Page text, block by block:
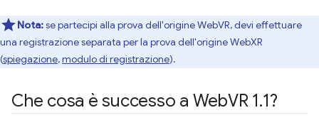
Nota:se partecipi alla prova dell'origine WebVR, devi effettuare
una registrazione separata per la prova dell'origine WebXR
(spiegazione,modulo di registrazione).
Che cosa è successo a WebVR 1.1?